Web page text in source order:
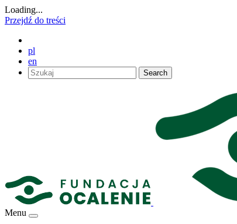
Loading...
Przejdź do treści
pl
en
Search
Menu